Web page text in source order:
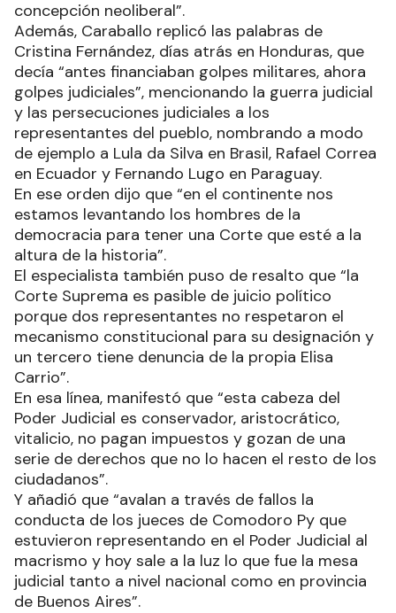
concepción neoliberal”.
Además, Caraballo replicó las palabras de
Cristina Fernández, días atrás en Honduras, que
decía “antes financiaban golpes militares, ahora
golpes judiciales”, mencionando la guerra judicial
y las persecuciones judiciales a los
representantes del pueblo, nombrando a modo
de ejemplo a Lula da Silva en Brasil, Rafael Correa
en Ecuador y Fernando Lugo en Paraguay.
En ese orden dijo que “en el continente nos
estamos levantando los hombres de la
democracia para tener una Corte que esté a la
altura de la historia”.
El especialista también puso de resalto que “la
Corte Suprema es pasible de juicio político
porque dos representantes no respetaron el
mecanismo constitucional para su designación y
un tercero tiene denuncia de la propia Elisa
Carrio”.
En esa línea, manifestó que “esta cabeza del
Poder Judicial es conservador, aristocrático,
vitalicio, no pagan impuestos y gozan de una
serie de derechos que no lo hacen el resto de los
ciudadanos”.
Y añadió que “avalan a través de fallos la
conducta de los jueces de Comodoro Py que
estuvieron representando en el Poder Judicial al
macrismo y hoy sale a la luz lo que fue la mesa
judicial tanto a nivel nacional como en provincia
de Buenos Aires”.